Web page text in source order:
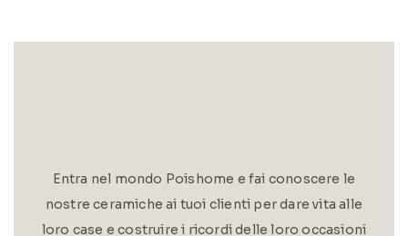
Entra nel mondo Poishome e fai conoscere le
nostre ceramiche ai tuoi clienti per dare vita alle
loro case e costruire i ricordi delle loro occasioni